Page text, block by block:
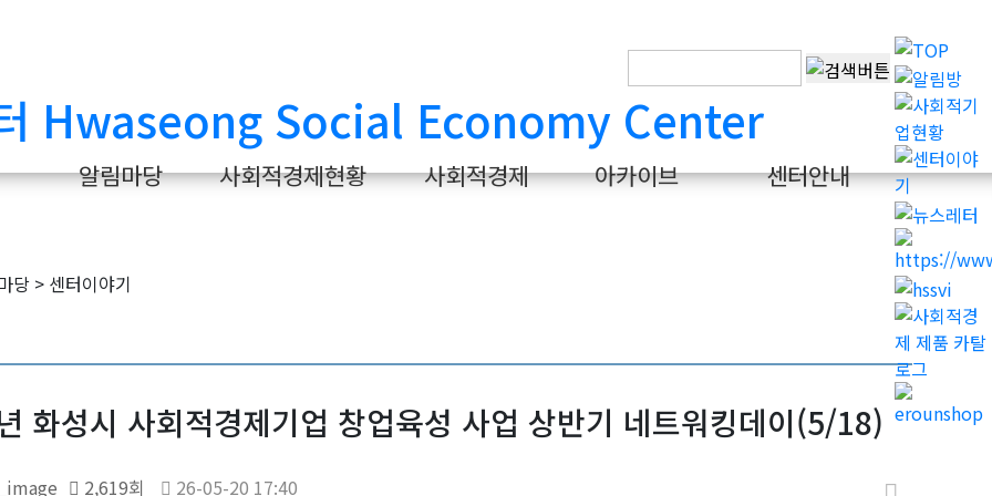
알림마당 사회적경제현황 사회적경제 아카이브 센터안내
화성시 사회적경제기업 창업육성 사업 상반기 네트워킹데이(5/18)
2,619회 26-05-20 17:40